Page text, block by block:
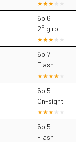
6b.6
2° giro
6b.7
Flash
6b.5
On-sight
6b.5
Flash